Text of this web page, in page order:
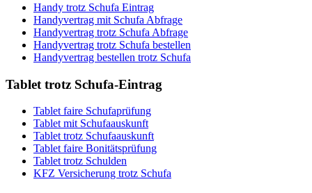
Handy trotz Schufa Eintrag
Handyvertrag mit Schufa Abfrage
Handyvertrag trotz Schufa Abfrage
Handyvertrag trotz Schufa bestellen
Handyvertrag bestellen trotz Schufa
Tablet trotz Schufa-Eintrag
Tablet faire Schufaprüfung
Tablet mit Schufaauskunft
Tablet trotz Schufaauskunft
Tablet faire Bonitätsprüfung
Tablet trotz Schulden
KFZ Versicherung trotz Schufa